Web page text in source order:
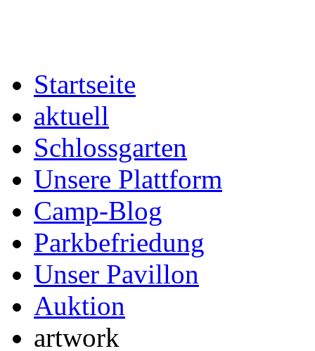
Startseite
aktuell
Schlossgarten
Unsere Plattform
Camp-Blog
Parkbefriedung
Unser Pavillon
Auktion
artwork